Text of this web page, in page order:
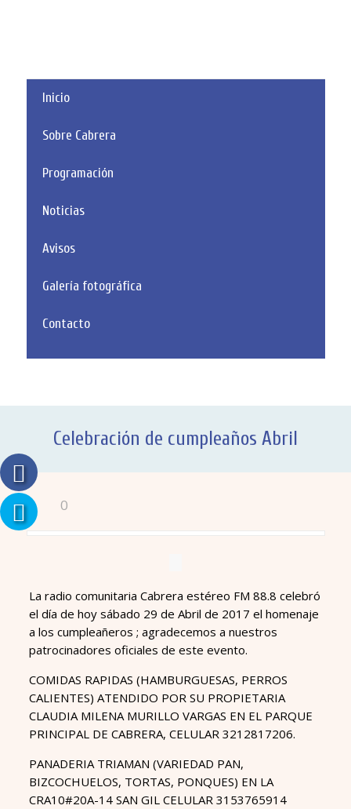
Inicio
Sobre Cabrera
Programación
Noticias
Avisos
Galería fotográfica
Contacto
Celebración de cumpleaños Abril
0
La radio comunitaria Cabrera estéreo FM 88.8 celebró
el día de hoy sábado 29 de Abril de 2017 el homenaje
a los cumpleañeros ; agradecemos a nuestros
patrocinadores oficiales de este evento.
COMIDAS RAPIDAS (HAMBURGUESAS, PERROS
CALIENTES) ATENDIDO POR SU PROPIETARIA
CLAUDIA MILENA MURILLO VARGAS EN EL PARQUE
PRINCIPAL DE CABRERA, CELULAR 3212817206.
PANADERIA TRIAMAN (VARIEDAD PAN,
BIZCOCHUELOS, TORTAS, PONQUES) EN LA
CRA10#20A-14 SAN GIL CELULAR 3153765914